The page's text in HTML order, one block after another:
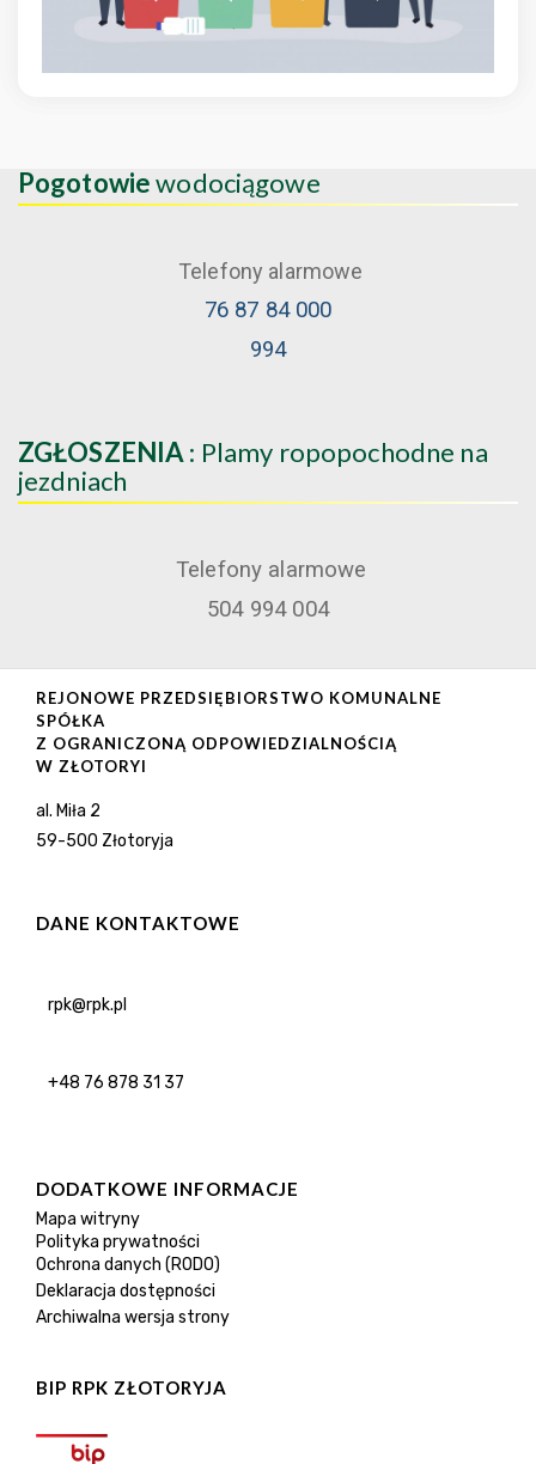
Pogotowiewodociągowe
Telefony alarmowe
76 87 84 000
994
ZGŁOSZENIA : Plamy ropopochodne na
jezdniach
Telefony alarmowe
504 994 004
REJONOWE PRZEDSIĘBIORSTWO KOMUNALNE
SPÓŁKA
Z OGRANICZONĄ ODPOWIEDZIALNOŚCIĄ
W ZŁOTORYI
al. Miła 2
59-500 Złotoryja
DANE KONTAKTOWE
rpk@rpk.pl
+48 76 878 31 37
DODATKOWE INFORMACJE
Mapa witryny
Polityka prywatności
Ochrona danych (RODO)
Deklaracja dostępności
Archiwalna wersja strony
BIP RPK ZŁOTORYJA